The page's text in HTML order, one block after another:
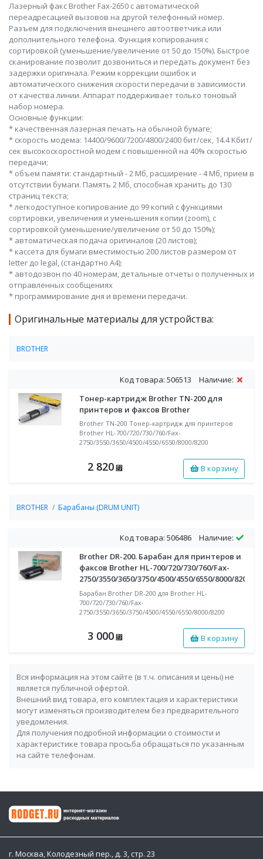
Лазерный факс Brother Fax-2650 с автоматической
переадресацией вызовов на другой телефонный номер.
Разъем для подключения внешнего автоответчика или
дополнительного телефона. Функция копирования с
сортировкой (уменьшение/увеличение от 50 до 150%). Быстрое
сканирование позволит дозвониться и передать документ без
задержки оригинала. Режим коррекции ошибок и
автоматического снижения скорости передачи в зависимости
от качества линии. Аппарат поддерживает только тоновый
набор номера.
Основные функции:
* качественная лазерная печать на обычной бумаге;
* скорость модема: 14400/9600/7200/4800/2400 бит/сек, 14.4 Kбит/
сек высокоскоростной модем с повышенной на 40% скоростью
передачи;
* объем памяти: стандартный - 2 Мб, расширение - 4 Мб, прием в
отсутствии бумаги. Память 2 Мб, способная хранить до 130
страниц текста;
* легкодоступное копирование до 99 копий с функциями
сортировки, увеличения и уменьшения копии (zoom), с
сортировкой (уменьшение/увеличение от 50 до 150%);
* автоматическая подача оригиналов (20 листов);
* кассета для бумаги вместимостью 200 листов размером от
letter до legal, (стандартно А4);
* автодозвон по 40 номерам, детальные отчеты о полученных и
отправленных сообщениях
* программирование дня и времени передачи.
Оригинальные материалы для устройства:
BROTHER
Код товара: 506513
Наличие:
Тонер-картридж Brother TN-200 для
принтеров и факсов Brother
Brother TN-200 Тонер-картридж для принтеров
Brother HL-700/720/730/760/Fax-
2750/3550/3650/4500/4550/6550/8000/8200
2 820 ⃏ В корзину
BROTHER Барабаны (DRUM UNIT)
Код товара: 506486
Наличие:
Brother DR-200. Барабан для принтеров и
факсов Brother HL-700/720/730/760/Fax-
2750/3550/3650/3750/4500/4550/6550/8000/8200
Барабан Brother DR-200 для Brother HL-
700/720/730/760/Fax-
2750/3550/3650/3750/4500/4550/6550/8000/8200
3 000 ⃏ В корзину
Вся информация на этом сайте (в т.ч. описания и цены) не
является публичной офертой.
Внешний вид товара, его комплектация и характеристики
могут изменяться производителем без предварительного
уведомления.
Для получения подробной информации о стоимости и
характеристике товара просьба обращаться по указанным
на сайте телефонам.
г. Москва, Колодезный пер., д. 3, стр. 23